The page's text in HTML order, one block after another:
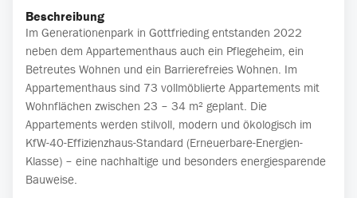
Beschreibung
Im Generationenpark in Gottfrieding entstanden 2022
neben dem Appartementhaus auch ein Pflegeheim, ein
Betreutes Wohnen und ein Barrierefreies Wohnen. Im
Appartementhaus sind 73 vollmöblierte Appartements mit
Wohnflächen zwischen 23 – 34 m² geplant. Die
Appartements werden stilvoll, modern und ökologisch im
KfW-40-Effizienzhaus-Standard (Erneuerbare-Energien-
Klasse) – eine nachhaltige und besonders energiesparende
Bauweise.